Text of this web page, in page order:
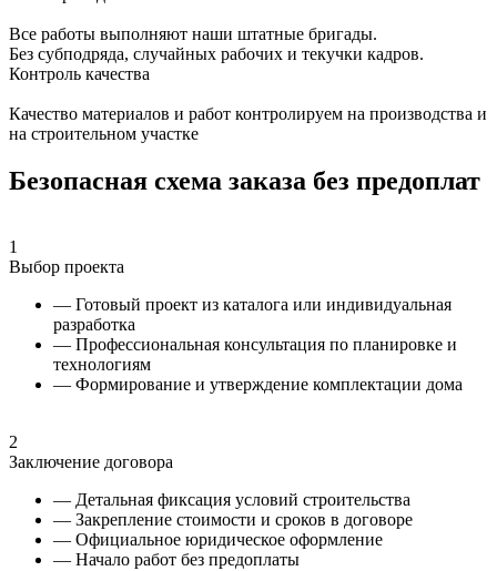
Все работы выполняют наши штатные бригады.
Без субподряда, случайных рабочих и текучки кадров.
Контроль качества
Качество материалов и работ контролируем на производства и
на строительном участке
Безопасная схема заказа без предоплат
1
Выбор проекта
— Готовый проект из каталога или индивидуальная
разработка
— Профессиональная консультация по планировке и
технологиям
— Формирование и утверждение комплектации дома
2
Заключение договора
— Детальная фиксация условий строительства
— Закрепление стоимости и сроков в договоре
— Официальное юридическое оформление
— Начало работ без предоплаты